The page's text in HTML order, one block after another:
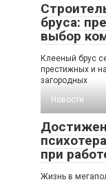
бруса:
выбор
Клееный брус
престижных и
загородных
Новости
при
Жизнь в